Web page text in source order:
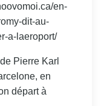
en-
dit-au-
a-laeroport/
Pierre Karl
en
départ à